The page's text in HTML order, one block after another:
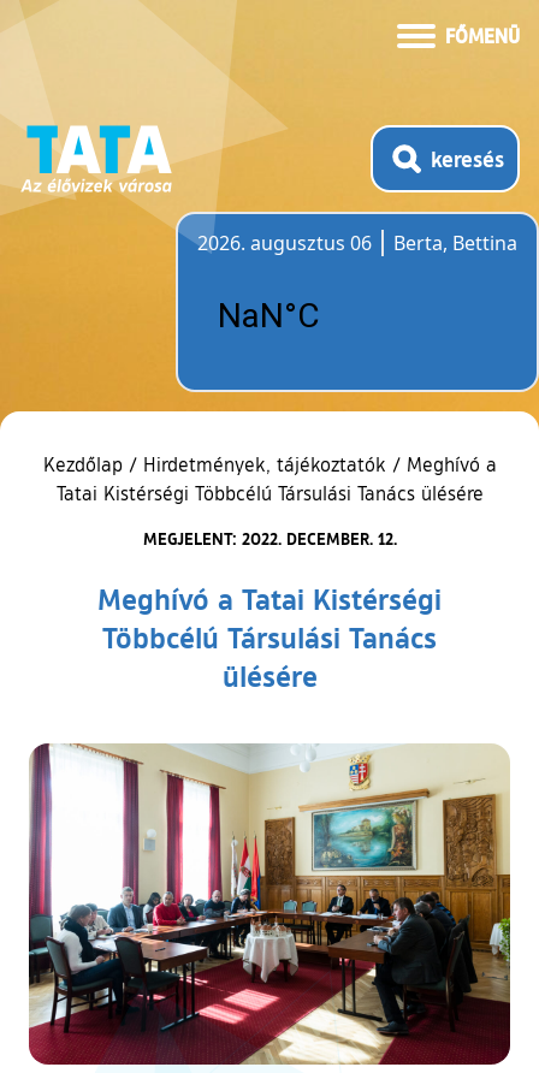
FŐMENÜ
keresés
2026. augusztus 06
Berta, Bettina
Kezdőlap / Hirdetmények, tájékoztatók / Meghívó a
Tatai Kistérségi Többcélú Társulási Tanács ülésére
MEGJELENT: 2022. DECEMBER. 12.
Meghívó a Tatai Kistérségi
Többcélú Társulási Tanács
ülésére